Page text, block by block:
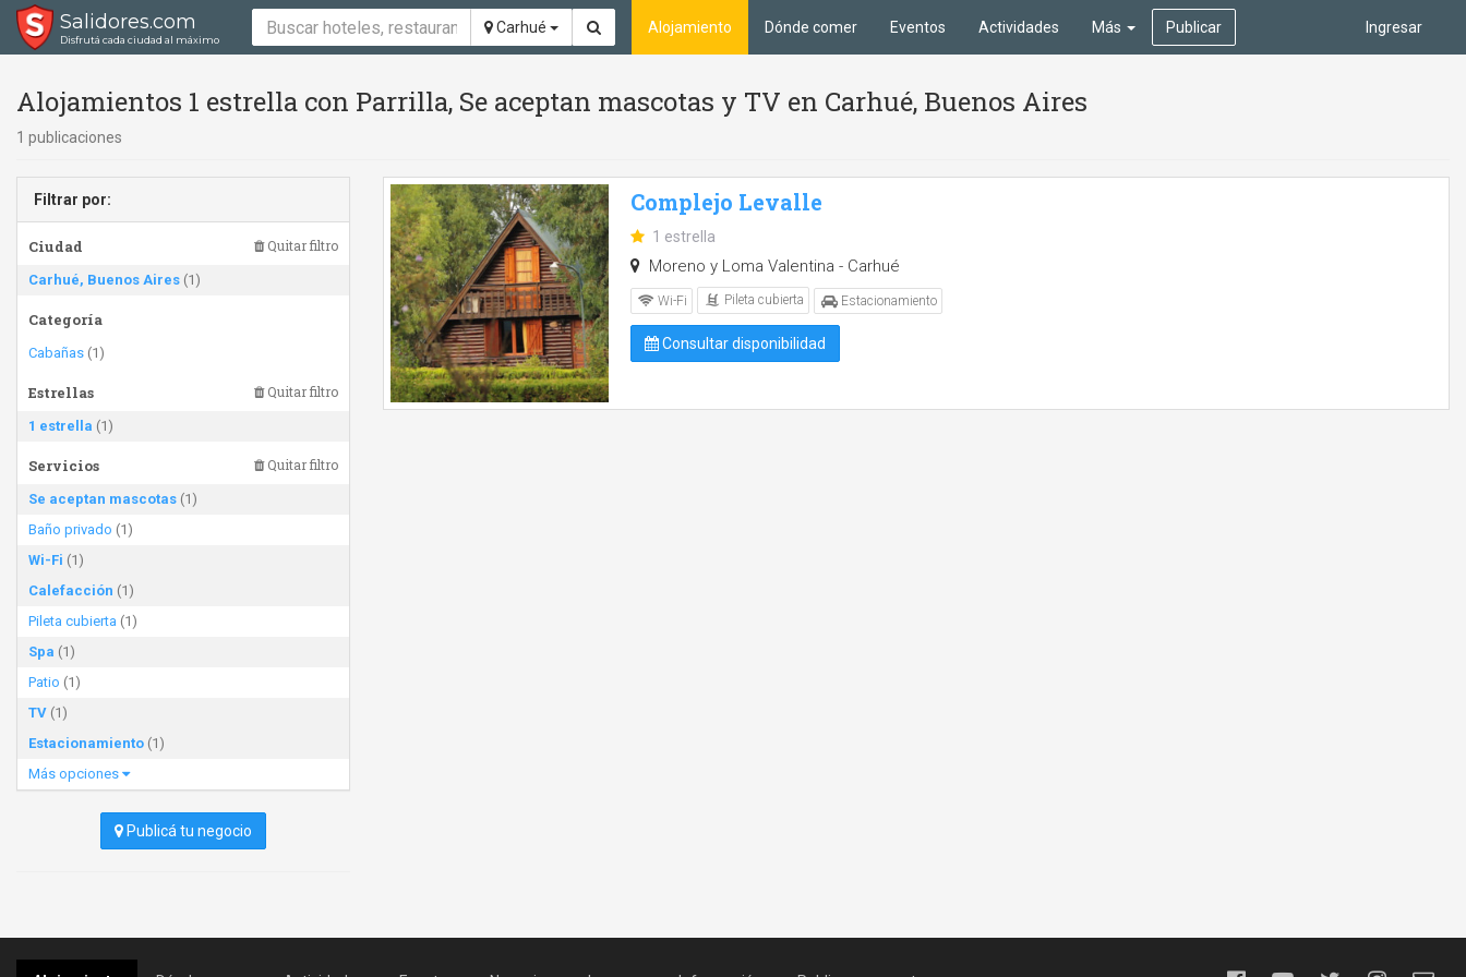
Salidores.com
Disfrutá cada ciudad al máximo
Carhué Ingresar
Alojamiento Dónde comer Eventos Actividades Más Publicar
Alojamientos 1 estrella con Parrilla, Se aceptan mascotas y TV en Carhué, Buenos Aires
1 publicaciones
Filtrar por:
Ciudad Quitar filtro
Carhué, Buenos Aires (1)
Categoría
Cabañas (1)
Estrellas Quitar filtro
1 estrella (1)
Servicios Quitar filtro
Se aceptan mascotas (1)
Baño privado (1)
Wi-Fi (1)
Calefacción (1)
Pileta cubierta (1)
Spa (1)
Patio (1)
TV (1)
Estacionamiento (1)
Más opciones
Publicá tu negocio
Complejo Levalle
1 estrella
Moreno y Loma Valentina - Carhué
Wi-Fi Pileta cubierta Estacionamiento
Consultar disponibilidad